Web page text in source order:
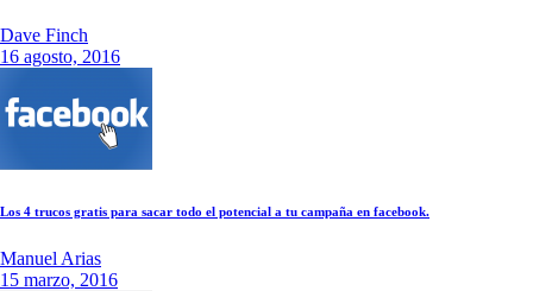
Dave Finch
16 agosto, 2016
Los 4 trucos gratis para sacar todo el potencial a tu campaña en facebook.
Manuel Arias
15 marzo, 2016